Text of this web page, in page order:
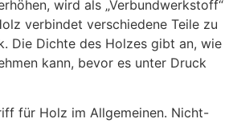
wird als „Verbundwerkstoff“
verbindet verschiedene Teile zu
Die Dichte des Holzes gibt an, wie
kann, bevor es unter Druck
für Holz im Allgemeinen. Nicht-